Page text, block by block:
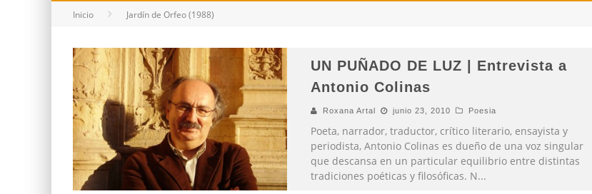
Inicio Jardín de Orfeo (1988)
UN PUÑADO DE LUZ | Entrevista a
Antonio Colinas
Roxana Artal junio 23, 2010 Poesia
Poeta, narrador, traductor, crítico literario, ensayista y
periodista, Antonio Colinas es dueño de una voz singular
que descansa en un particular equilibrio entre distintas
tradiciones poéticas y filosóficas. N...